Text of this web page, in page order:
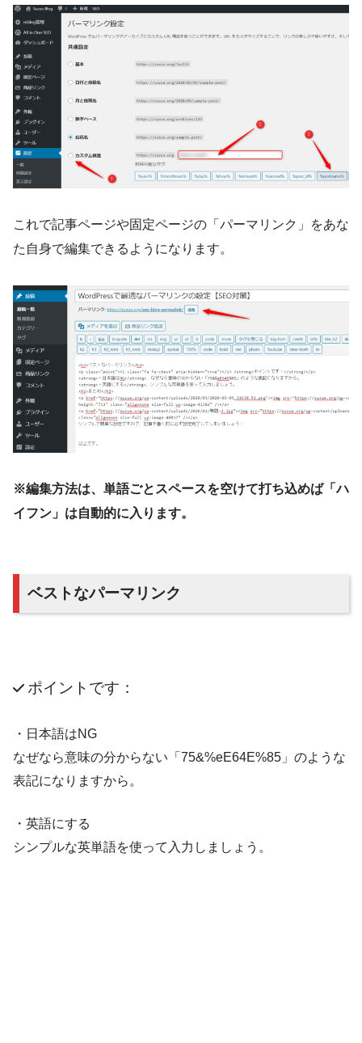
これで記事ページや固定ページの「パーマリンク」をあな
た自身で編集できるようになります。
※編集方法は、単語ごとスペースを空けて打ち込めば「ハ
イフン」は自動的に入ります。
ベストなパーマリンク
ポイントです：
・日本語はNG
なぜなら意味の分からない「75&%eE64E%85」のような
表記になりますから。
・英語にする
シンプルな英単語を使って入力しましょう。